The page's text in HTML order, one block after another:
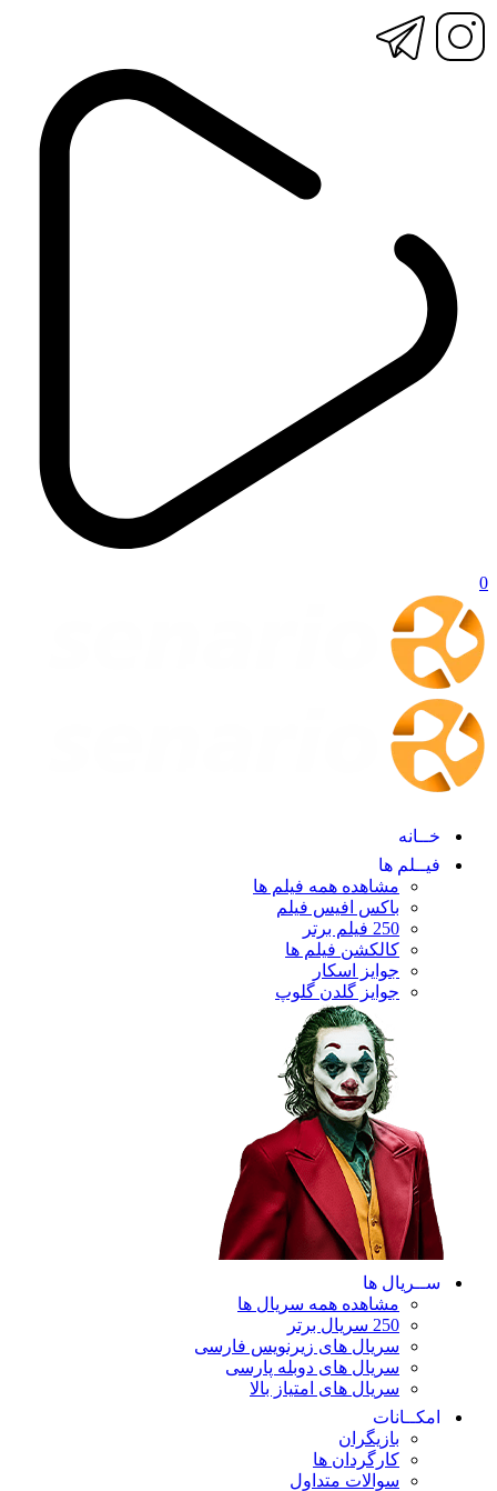
0
خــانه
فیــلم ها
مشاهده همه فیلم ها
باکس افیس فیلم
250 فیلم برتر
کالکشن فیلم ها
جوایز اسکار
جوایز گلدن گلوپ
ســریال ها
مشاهده همه سریال ها
250 سریال برتر
سریال های زیرنویس فارسی
سریال های دوبله پارسی
سریال های امتیاز بالا
امکــانات
بازیگران
کارگردان ها
سوالات متداول